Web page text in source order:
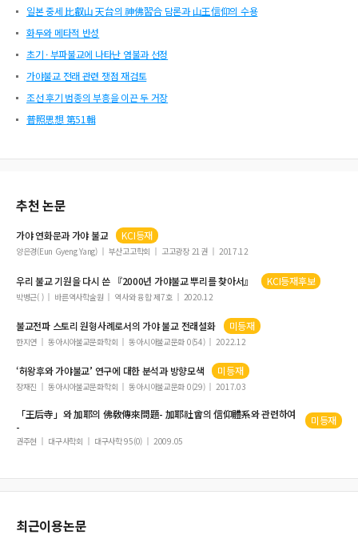
일본 중세 比叡山 天台의 神佛習合 담론과 山王信仰의 수용
화두와 메타적 반성
초기 · 부파불교에 나타난 염불과 선정
가야불교 전래 관련 쟁점 재검토
조선 후기 범종의 부흥을 이끈 두 거장
普照思想 第51輯
추천 논문
가야연화문과가야불교 KCI등재
양은경(Eun Gyeng Yang) 부산고고학회 고고광장 21권 2017.12
우리불교기원을 다시 쓴 『2000년 가야불교뿌리를 찾아서』 KCI등재후보
박병근( ) 바른역사학술원 역사와 융합 제7호 2020.12
불교전파 스토리 원형사례로서의가야불교전래설화 미등재
한지연 동아시아불교문화학회 동아시아불교문화 0(54) 2022.12
‘허왕후와가야불교’ 연구에 대한 분석과 방향모색 미등재
장재진 동아시아불교문화학회 동아시아불교문화 0(29) 2017.03
「王后寺」와加耶의 佛敎傳來問題- 加耶社會의 信仰體系와 관련하여
-
미등재
권주현 대구사학회 대구사학 95(0) 2009.05
최근이용논문